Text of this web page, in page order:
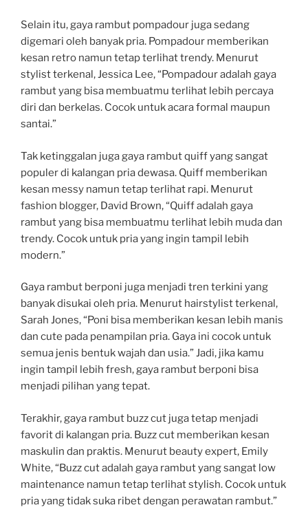
Selain itu, gaya rambut pompadour juga sedang
digemari oleh banyak pria. Pompadour memberikan
kesan retro namun tetap terlihat trendy. Menurut
stylist terkenal, Jessica Lee, “Pompadour adalah gaya
rambut yang bisa membuatmu terlihat lebih percaya
diri dan berkelas. Cocok untuk acara formal maupun
santai.”
Tak ketinggalan juga gaya rambut quiff yang sangat
populer di kalangan pria dewasa. Quiff memberikan
kesan messy namun tetap terlihat rapi. Menurut
fashion blogger, David Brown, “Quiff adalah gaya
rambut yang bisa membuatmu terlihat lebih muda dan
trendy. Cocok untuk pria yang ingin tampil lebih
modern.”
Gaya rambut berponi juga menjadi tren terkini yang
banyak disukai oleh pria. Menurut hairstylist terkenal,
Sarah Jones, “Poni bisa memberikan kesan lebih manis
dan cute pada penampilan pria. Gaya ini cocok untuk
semua jenis bentuk wajah dan usia.” Jadi, jika kamu
ingin tampil lebih fresh, gaya rambut berponi bisa
menjadi pilihan yang tepat.
Terakhir, gaya rambut buzz cut juga tetap menjadi
favorit di kalangan pria. Buzz cut memberikan kesan
maskulin dan praktis. Menurut beauty expert, Emily
White, “Buzz cut adalah gaya rambut yang sangat low
maintenance namun tetap terlihat stylish. Cocok untuk
pria yang tidak suka ribet dengan perawatan rambut.”